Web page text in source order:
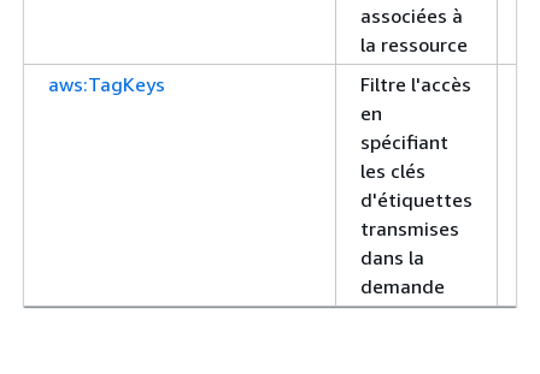
associées à
la ressource
aws:TagKeys
Filtre l'accès
en
spécifiant
les clés
d'étiquettes
transmises
dans la
demande